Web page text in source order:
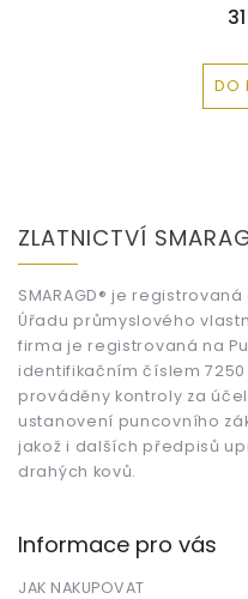
DO
ZLATNICTVÍ
SMARAGD® je
Úřadu průmyslového
firma je registrovaná na
identifikačním číslem
prováděny kontroly za
ustanovení puncovního
jakož i dalších předpisů
drahých kovů.
Informace pro vás
JAK NAKUPOVAT